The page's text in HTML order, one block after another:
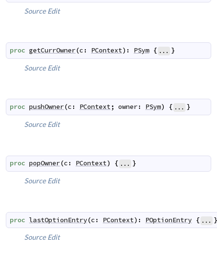
Source Edit
proc getCurrOwner(c : PContext) : PSym { ... }
Source Edit
proc pushOwner(c : PContext; owner: PSym) { ... }
Source Edit
proc popOwner(c : PContext) { ... }
Source Edit
proc lastOptionEntry(c : PContext) : POptionEntry { ...
Source Edit